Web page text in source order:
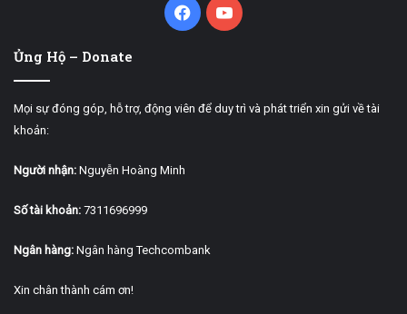
FacebookYouTube
Ủng Hộ – Donate
Mọi sự đóng góp, hỗ trợ, động viên để duy trì và phát triển xin gửi về tài
khoản:
Người nhận: Nguyễn Hoàng Minh
Số tài khoản: 7311696999
Ngân hàng: Ngân hàng Techcombank
Xin chân thành cám ơn!